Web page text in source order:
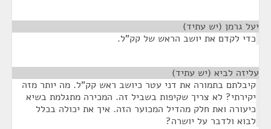
יעל גרמן (יש עתיד)
כדי לקדם את יושב הראש של קק"ל.
עליזה לביא (יש עתיד)
קיבלתם בתמורה את דני עטר כיושב ראש קק"ל. מה יותר מזה
יקירתי? לא צריך שקיפות בשביל זה. המכירה מתגלמת בשיא
כיעורה ואת חלק מהדיל המכוער הזה. איך את יכולה בכלל
לבוא ולדבר על יושרה?